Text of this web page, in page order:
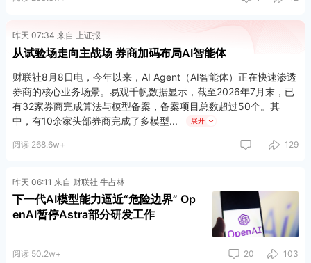
昨天 07:34 来自 上证报
从试验场走向主战场 券商加码布局AI智能体
财联社8月8日电，今年以来，AI Agent（AI智能体）正在快速渗透
券商的核心业务场景。易观千帆数据显示，截至2026年7月末，已
有32家券商完成算法与模型备案，备案项目总数超过50个。其
中，有10余家头部券商完成了多模型
展开
阅读 268.6w+ 129
昨天 06:11 来自 财联社 牛占林
下一代AI模型能力逼近“危险边界” Op
enAI暂停Astra部分研发工作
阅读 50.2w+ 20 103